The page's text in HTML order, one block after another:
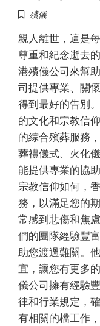
殯儀
親人離世，這是
尊重和紀念逝去
港殯儀公司來幫
司提供專業、關
得到最好的告別
的文化和宗教信
的綜合殯葬服務
葬禮儀式、火化
能提供專業的協
宗教信仰如何，
務，以滿足您的
常感到悲傷和焦
們的團隊經驗豐
助您渡過難關。
宜，讓您有更多
儀公司擁有經驗
律和行業規定，
有相關的檔工作